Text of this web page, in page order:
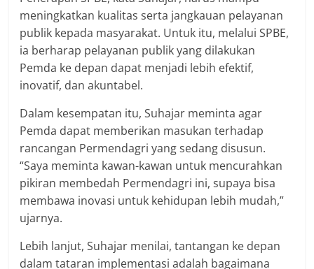
meningkatkan kualitas serta jangkauan pelayanan
publik kepada masyarakat. Untuk itu, melalui SPBE,
ia berharap pelayanan publik yang dilakukan
Pemda ke depan dapat menjadi lebih efektif,
inovatif, dan akuntabel.
Dalam kesempatan itu, Suhajar meminta agar
Pemda dapat memberikan masukan terhadap
rancangan Permendagri yang sedang disusun.
“Saya meminta kawan-kawan untuk mencurahkan
pikiran membedah Permendagri ini, supaya bisa
membawa inovasi untuk kehidupan lebih mudah,”
ujarnya.
Lebih lanjut, Suhajar menilai, tantangan ke depan
dalam tataran implementasi adalah bagaimana